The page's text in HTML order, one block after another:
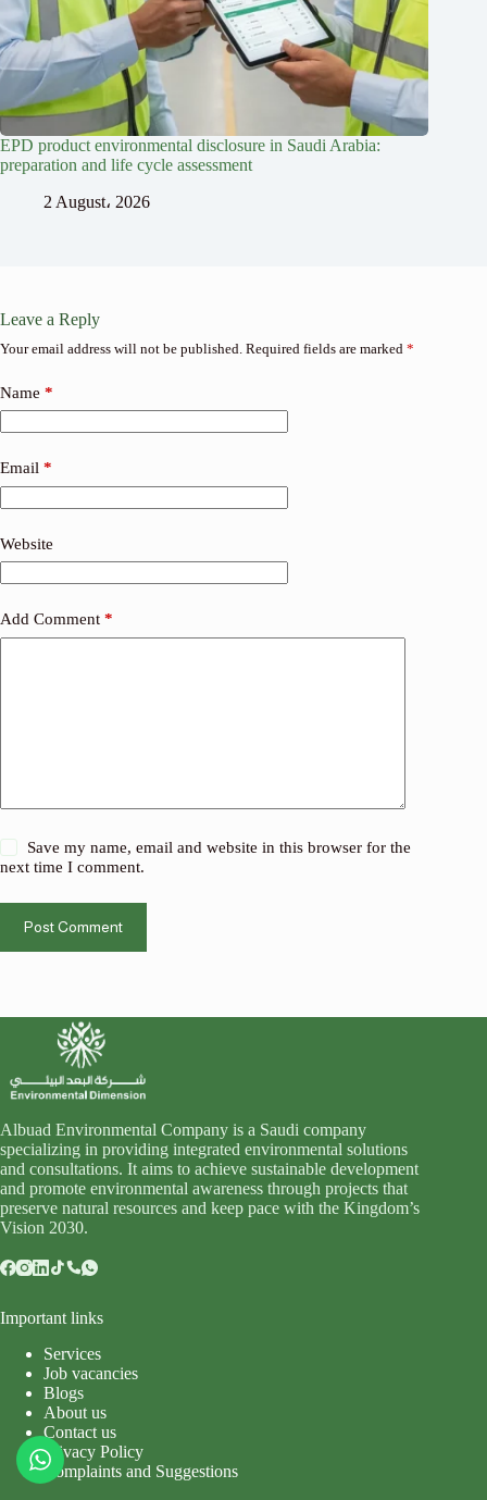
EPD product environmental disclosure in Saudi Arabia:
preparation and life cycle assessment
2 August، 2026
Leave a Reply
Your email address will not be published. Required fields are marked *
Name *
Email *
Website
Add Comment *
Save my name, email and website in this browser for the
next time I comment.
Post Comment
Albuad Environmental Company is a Saudi company
specializing in providing integrated environmental solutions
and consultations. It aims to achieve sustainable development
and promote environmental awareness through projects that
preserve natural resources and keep pace with the Kingdom’s
Vision 2030.
Important links
Services
Job vacancies
Blogs
About us
Contact us
Privacy Policy
Complaints and Suggestions